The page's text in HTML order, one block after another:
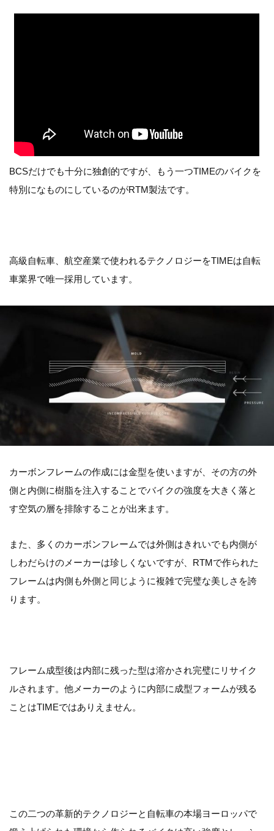
BCSだけでも十分に独創的ですが、もう一つTIMEのバイクを
特別になものにしているのがRTM製法です。
高級自転車、航空産業で使われるテクノロジーをTIMEは自転
車業界で唯一採用しています。
カーボンフレームの作成には金型を使いますが、その方の外
側と内側に樹脂を注入することでバイクの強度を大きく落と
す空気の層を排除することが出来ます。
また、多くのカーボンフレームでは外側はきれいでも内側が
しわだらけのメーカーは珍しくないですが、RTMで作られた
フレームは内側も外側と同じように複雑で完璧な美しさを誇
ります。
フレーム成型後は内部に残った型は溶かされ完璧にリサイク
ルされます。他メーカーのように内部に成型フォームが残る
ことはTIMEではありえません。
この二つの革新的テクノロジーと自転車の本場ヨーロッパで